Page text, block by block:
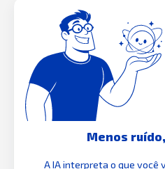
Menos
A IA interpreta o que você